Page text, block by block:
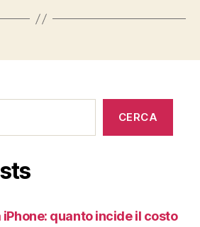
CERCA
quanto incide il costo